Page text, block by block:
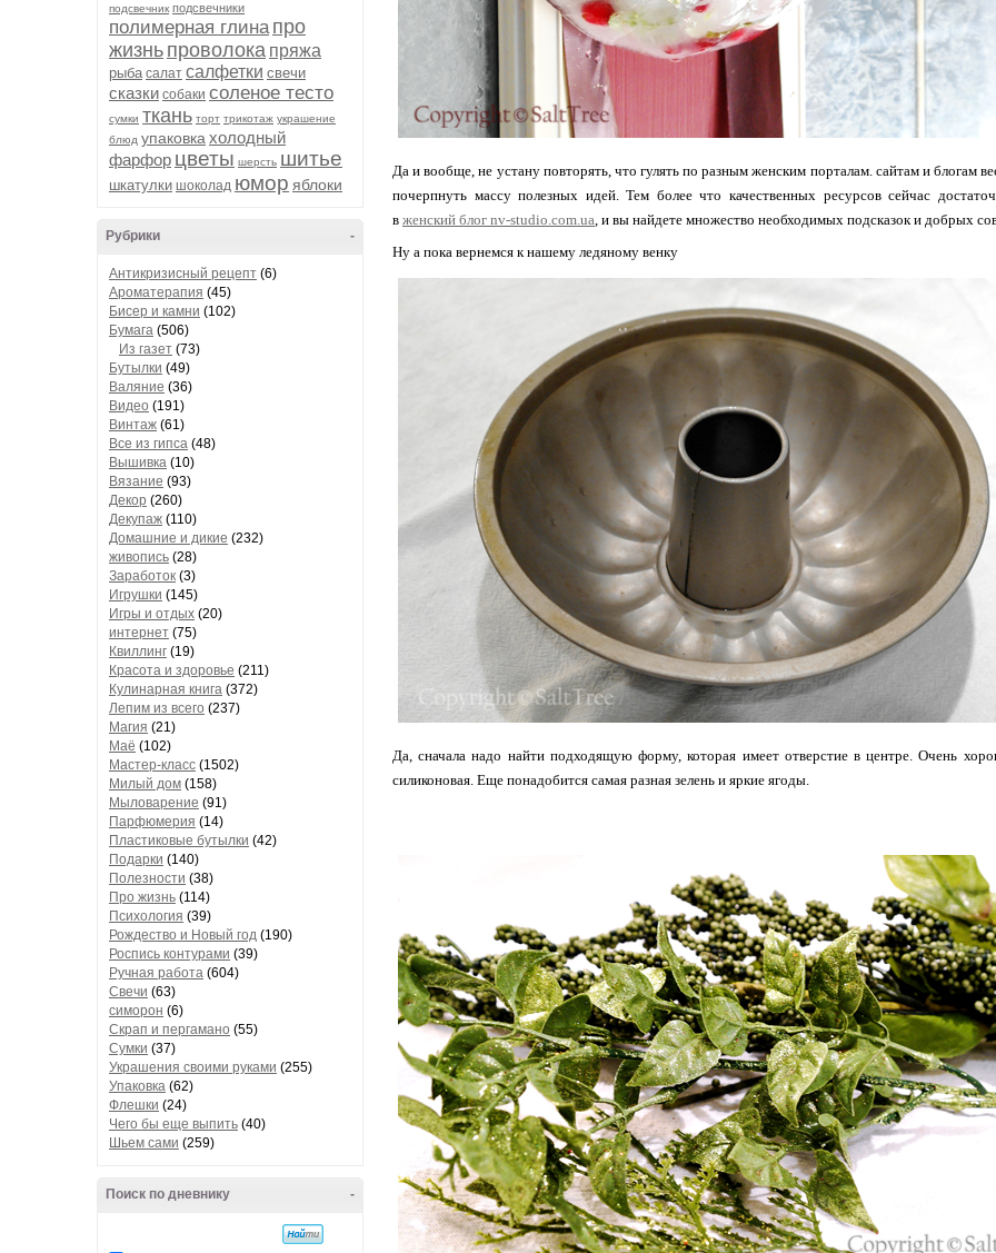
подсвечник подсвечники
полимерная глина про
жизнь проволока пряжа
рыба салат салфетки свечи
сказки собаки соленое тесто
сумки ткань торт трикотаж украшение
блюд упаковка холодный
фарфор цветы шерсть шитье
шкатулки шоколад юмор яблоки
-
Рубрики
Антикризисный рецепт (6)
Ароматерапия (45)
Бисер и камни (102)
Бумага (506)
Из газет (73)
Бутылки (49)
Валяние (36)
Видео (191)
Винтаж (61)
Все из гипса (48)
Вышивка (10)
Вязание (93)
Декор (260)
Декупаж (110)
Домашние и дикие (232)
живопись (28)
Заработок (3)
Игрушки (145)
Игры и отдых (20)
интернет (75)
Квиллинг (19)
Красота и здоровье (211)
Кулинарная книга (372)
Лепим из всего (237)
Магия (21)
Маё (102)
Мастер-класс (1502)
Милый дом (158)
Мыловарение (91)
Парфюмерия (14)
Пластиковые бутылки (42)
Подарки (140)
Полезности (38)
Про жизнь (114)
Психология (39)
Рождество и Новый год (190)
Роспись контурами (39)
Ручная работа (604)
Свечи (63)
симорон (6)
Скрап и пергамано (55)
Сумки (37)
Украшения своими руками (255)
Упаковка (62)
Флешки (24)
Чего бы еще выпить (40)
Шьем сами (259)
-
Поиск по дневнику
Да и вообще, не устану повторять, что гулять по разным женским порталам. сайтам и блогам
почерпнуть массу полезных идей. Тем более что качественных ресурсов сейчас
в женский блог nv-studio.com.ua, и вы найдете множество необходимых подсказок и добрых
Ну а пока вернемся к нашему ледяному венку
Да, сначала надо найти подходящую форму, которая имеет отверстие в центре. Очень
силиконовая. Еще понадобится самая разная зелень и яркие ягоды.